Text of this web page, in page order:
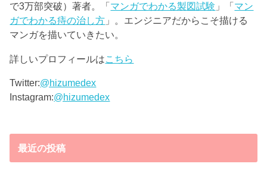
で3万部突破）著者。「マンガでわかる製図試験 」「マン
ガでわかる痔の治し方 」。エンジニアだからこそ描ける
マンガを描いていきたい。
詳しいプロフィールはこちら
Twitter:@hizumedex
Instagram:@hizumedex
最近の投稿